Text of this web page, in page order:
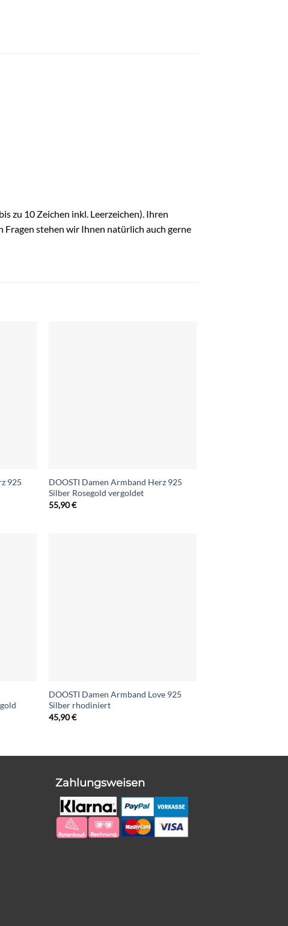
zu 10 Zeichen inkl. Leerzeichen). Ihren
Fragen stehen wir Ihnen natürlich auch gerne
925
DOOSTI Damen Armband Herz 925
Silber Rosegold vergoldet
55,90€
DOOSTI Damen Armband Love 925
Silber rhodiniert
45,90€
Zahlungsweisen